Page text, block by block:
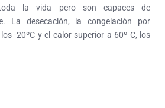
la vida pero son capaces de
La desecación, la congelación por
-20ºC y el calor superior a 60º C, los